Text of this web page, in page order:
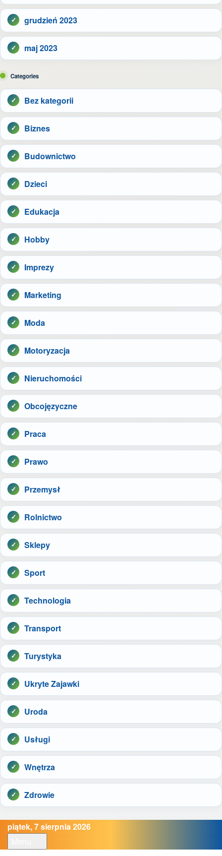
grudzień 2023
maj 2023
Categories
Bez kategorii
Biznes
Budownictwo
Dzieci
Edukacja
Hobby
Imprezy
Marketing
Moda
Motoryzacja
Nieruchomości
Obcojęzyczne
Praca
Prawo
Przemysł
Rolnictwo
Sklepy
Sport
Technologia
Transport
Turystyka
Ukryte Zajawki
Uroda
Usługi
Wnętrza
Zdrowie
piątek, 7 sierpnia 2026